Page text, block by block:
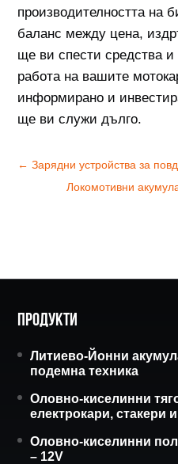
производителността на
баланс между цена,
ще ви спести средства
работа на вашите
информирано и
ще ви служи дълго.
←Зарядни устройства за
Локомотивни
Продукти
Литиево-Йонни
подемна техника
Оловно-киселинни
електрокари, стакери
Оловно-киселинни
– 12V